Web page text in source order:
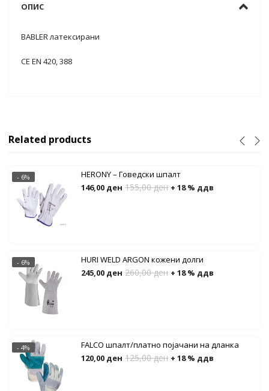
ОПИС
BABLER латексирани
CE EN 420, 388
Related products
HERONY – Говедски шпалт
146,00 ден 155,00ден + 18 % ддв
- 6%
HURI WELD ARGON кожени долги
245,00 ден 260,00ден + 18 % ддв
- 6%
FALCO шпалт/платно појачани на дланка
120,00 ден 125,00ден + 18 % ддв
- 4%